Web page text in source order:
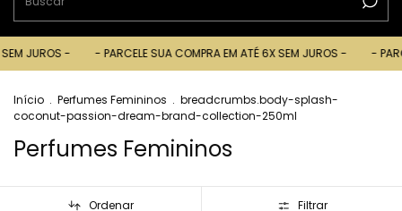
- - PARCELE SUA COMPRA EM ATÉ 6X SEM JUROS - - PARCELE
Início . Perfumes Femininos . breadcrumbs.body-splash-
coconut-passion-dream-brand-collection-250ml
Perfumes Femininos
Ordenar Filtrar